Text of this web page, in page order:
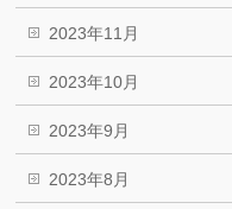
2023年11月
2023年10月
2023年9月
2023年8月